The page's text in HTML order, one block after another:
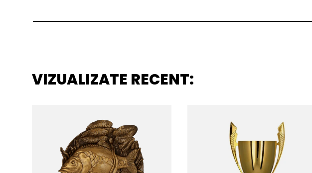
VIZUALIZATE RECENT: